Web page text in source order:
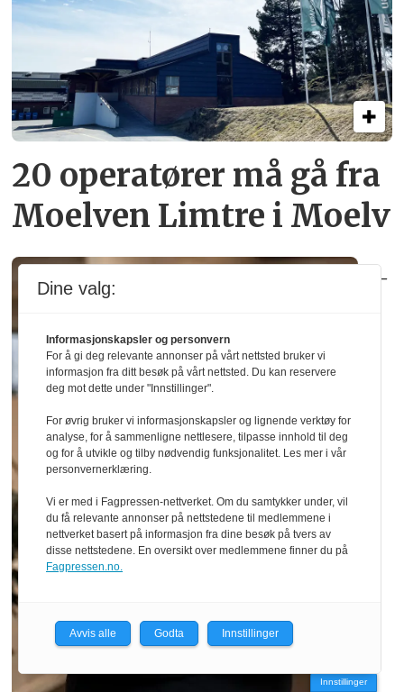
20 operatører må gå fra
Moelven Limtre i Moelv
–
Innstillinger
Dine valg:
Informasjonskapsler og personvern
For å gi deg relevante annonser på vårt nettsted bruker vi
informasjon fra ditt besøk på vårt nettsted. Du kan reservere
deg mot dette under "Innstillinger".
For øvrig bruker vi informasjonskapsler og lignende verktøy for
analyse, for å sammenligne nettlesere, tilpasse innhold til deg
og for å utvikle og tilby nødvendig funksjonalitet. Les mer i vår
personvernerklæring.
Vi er med i Fagpressen-nettverket. Om du samtykker under, vil
du få relevante annonser på nettstedene til medlemmene i
nettverket basert på informasjon fra dine besøk på tvers av
disse nettstedene. En oversikt over medlemmene finner du på
Fagpressen.no.
Avvis alle Godta Innstillinger